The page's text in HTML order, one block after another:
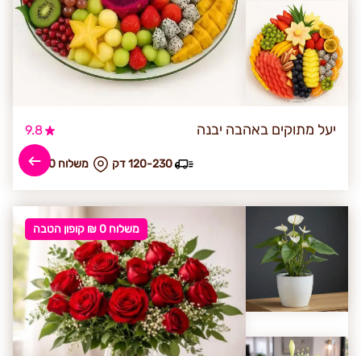
יעל מתוקים באהבה יבנה 9.8
₪ משלוח 40 120-230 דק
משלוח 0 ₪ קופון הטבה